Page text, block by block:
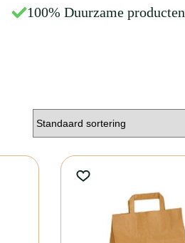
100% Duurzame producten